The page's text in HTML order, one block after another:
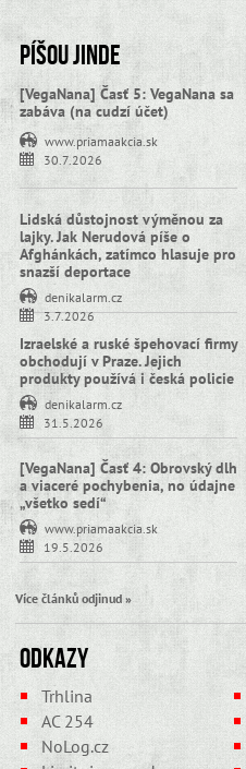
Píšou jinde
[VegaNana] Časť 5: VegaNana sa
zabáva (na cudzí účet)
www.priamaakcia.sk
30.7.2026
Lidská důstojnost výměnou za
lajky. Jak Nerudová píše o
Afghánkách, zatímco hlasuje pro
snazší deportace
denikalarm.cz
3.7.2026
Izraelské a ruské špehovací firmy
obchodují v Praze. Jejich
produkty používá i česká policie
denikalarm.cz
31.5.2026
[VegaNana] Časť 4: Obrovský dlh
a viaceré pochybenia, no údajne
„všetko sedí“
www.priamaakcia.sk
19.5.2026
Více článků odjinud »
Odkazy
Trhlina
AC 254
NoLog.cz